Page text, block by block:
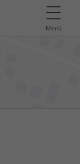
Menü